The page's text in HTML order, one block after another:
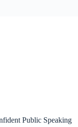
Public Speaking